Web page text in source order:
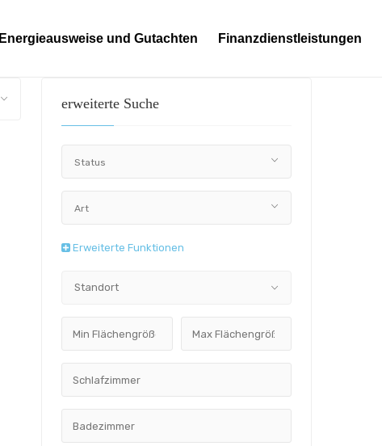
Energieausweise und Gutachten Finanzdienstleistungen
erweiterte Suche
Status
Art
Erweiterte Funktionen
Standort